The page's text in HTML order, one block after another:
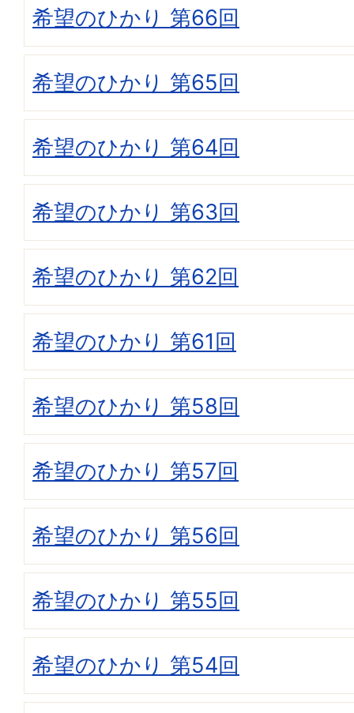
希望のひかり 第66回
希望のひかり 第65回
希望のひかり 第64回
希望のひかり 第63回
希望のひかり 第62回
希望のひかり 第61回
希望のひかり 第58回
希望のひかり 第57回
希望のひかり 第56回
希望のひかり 第55回
希望のひかり 第54回